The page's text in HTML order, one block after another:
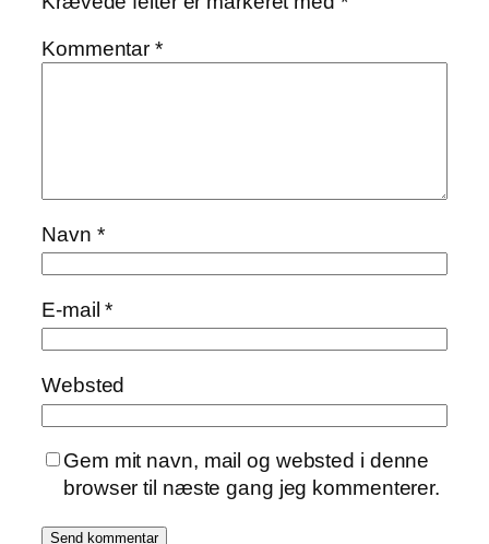
Kommentar*
Navn *
E-mail*
Websted
Gem mit navn, mail og websted i denne
browser til næste gang jeg kommenterer.